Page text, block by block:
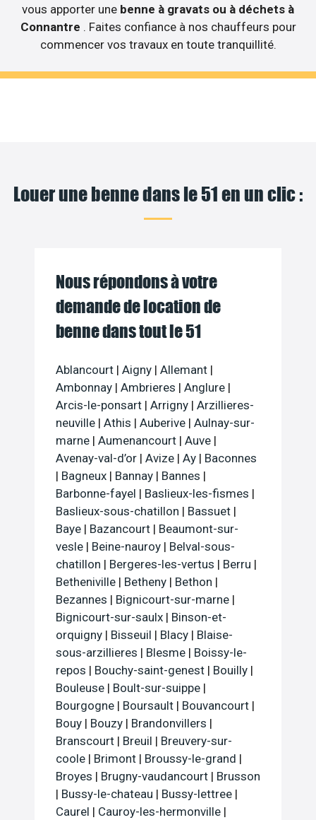
vous apporter une benne à gravats ou à déchets à
Connantre . Faites confiance à nos chauffeurs pour
commencer vos travaux en toute tranquillité.
Louer une benne dans le 51 en un clic :
Nous répondons à votre
demande de location de
benne dans tout le 51
Ablancourt | Aigny | Allemant |
Ambonnay | Ambrieres | Anglure |
Arcis-le-ponsart | Arrigny | Arzillieres-
neuville | Athis | Auberive | Aulnay-sur-
marne | Aumenancourt | Auve |
Avenay-val-d’or | Avize | Ay | Baconnes
| Bagneux | Bannay | Bannes |
Barbonne-fayel | Baslieux-les-fismes |
Baslieux-sous-chatillon | Bassuet |
Baye | Bazancourt | Beaumont-sur-
vesle | Beine-nauroy | Belval-sous-
chatillon | Bergeres-les-vertus | Berru |
Betheniville | Betheny | Bethon |
Bezannes | Bignicourt-sur-marne |
Bignicourt-sur-saulx | Binson-et-
orquigny | Bisseuil | Blacy | Blaise-
sous-arzillieres | Blesme | Boissy-le-
repos | Bouchy-saint-genest | Bouilly |
Bouleuse | Boult-sur-suippe |
Bourgogne | Boursault | Bouvancourt |
Bouy | Bouzy | Brandonvillers |
Branscourt | Breuil | Breuvery-sur-
coole | Brimont | Broussy-le-grand |
Broyes | Brugny-vaudancourt | Brusson
| Bussy-le-chateau | Bussy-lettree |
Caurel | Cauroy-les-hermonville |